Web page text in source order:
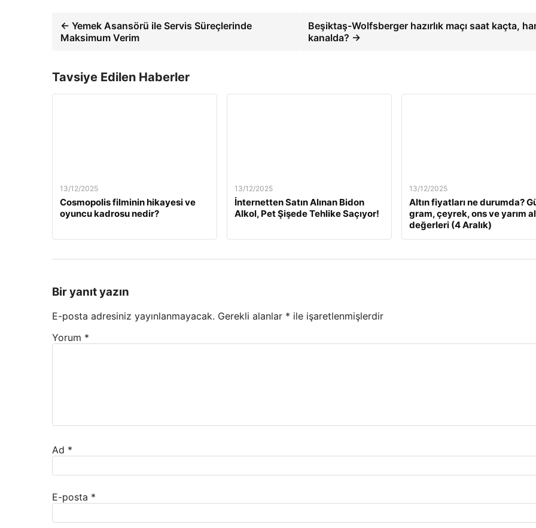
← Yemek Asansörü ile Servis Süreçlerinde
Maksimum Verim
Beşiktaş-Wolfsberger hazırlık maçı saat kaçta,
kanalda? →
Tavsiye Edilen Haberler
13/12/2025
Cosmopolis filminin hikayesi ve
oyuncu kadrosu nedir?
13/12/2025
İnternetten Satın Alınan Bidon
Alkol, Pet Şişede Tehlike Saçıyor!
13/12/2025
Altın fiyatları ne durumda?
gram, çeyrek, ons ve yarım
değerleri (4 Aralık)
Bir yanıt yazın
E-posta adresiniz yayınlanmayacak. Gerekli alanlar * ile işaretlenmişlerdir
Yorum *
Ad *
E-posta *